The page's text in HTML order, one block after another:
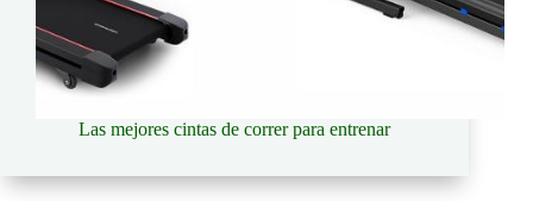
Las mejores cintas de correr para entrenar